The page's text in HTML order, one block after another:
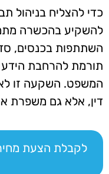
כדי להצליח בניהול
להשקיע בהכשרה
השתתפות בכנסים,
תורמת להרחבת הידע
המשפט. השקעה זו
דין, אלא גם משפרת
לקבלת הצעת